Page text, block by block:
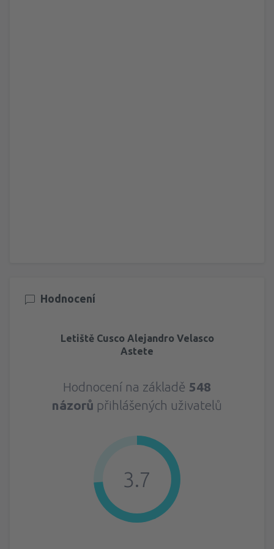
Hodnocení
Letiště Cusco Alejandro Velasco
Astete
Hodnocení na základě 548
názorů přihlášených uživatelů
3.7